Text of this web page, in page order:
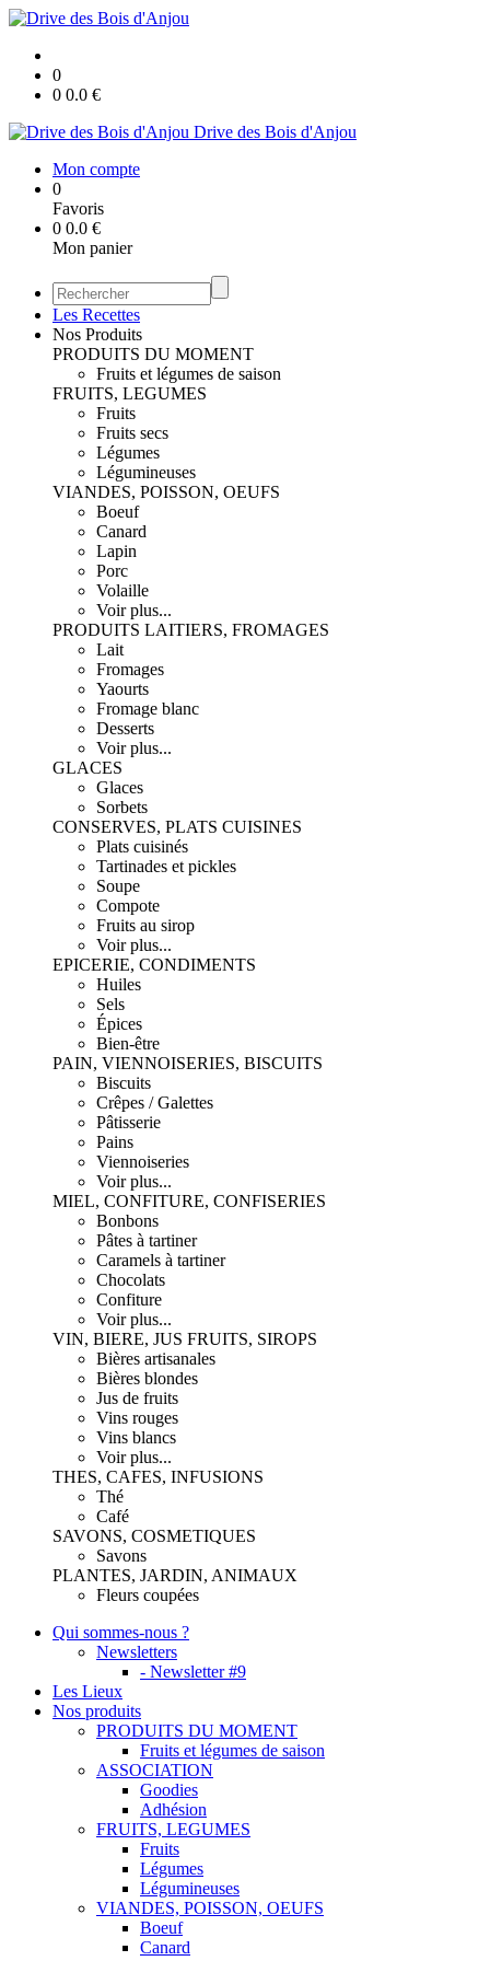
0
0 0.0 €
Drive des Bois d'Anjou
Mon compte
0
Favoris
0 0.0 €
Mon panier
Les Recettes
Nos Produits
PRODUITS DU MOMENT
Fruits et légumes de saison
FRUITS, LEGUMES
Fruits
Fruits secs
Légumes
Légumineuses
VIANDES, POISSON, OEUFS
Boeuf
Canard
Lapin
Porc
Volaille
Voir plus...
PRODUITS LAITIERS, FROMAGES
Lait
Fromages
Yaourts
Fromage blanc
Desserts
Voir plus...
GLACES
Glaces
Sorbets
CONSERVES, PLATS CUISINES
Plats cuisinés
Tartinades et pickles
Soupe
Compote
Fruits au sirop
Voir plus...
EPICERIE, CONDIMENTS
Huiles
Sels
Épices
Bien-être
PAIN, VIENNOISERIES, BISCUITS
Biscuits
Crêpes / Galettes
Pâtisserie
Pains
Viennoiseries
Voir plus...
MIEL, CONFITURE, CONFISERIES
Bonbons
Pâtes à tartiner
Caramels à tartiner
Chocolats
Confiture
Voir plus...
VIN, BIERE, JUS FRUITS, SIROPS
Bières artisanales
Bières blondes
Jus de fruits
Vins rouges
Vins blancs
Voir plus...
THES, CAFES, INFUSIONS
Thé
Café
SAVONS, COSMETIQUES
Savons
PLANTES, JARDIN, ANIMAUX
Fleurs coupées
Qui sommes-nous ?
Newsletters
- Newsletter #9
Les Lieux
Nos produits
PRODUITS DU MOMENT
Fruits et légumes de saison
ASSOCIATION
Goodies
Adhésion
FRUITS, LEGUMES
Fruits
Légumes
Légumineuses
VIANDES, POISSON, OEUFS
Boeuf
Canard